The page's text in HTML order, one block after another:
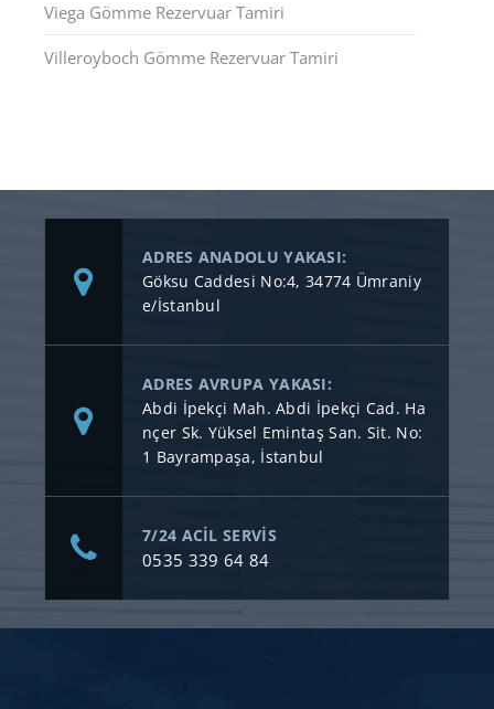
Viega Gömme Rezervuar Tamiri
Villeroyboch Gömme Rezervuar Tamiri
ADRES ANADOLU YAKASI:
Göksu Caddesi No:4, 34774 Ümraniy
e/İstanbul
ADRES AVRUPA YAKASI:
Abdi İpekçi Mah. Abdi İpekçi Cad. Ha
nçer Sk. Yüksel Emintaş San. Sit. No:
1 Bayrampaşa, İstanbul
7/24 ACİL SERVİS
0535 339 64 84